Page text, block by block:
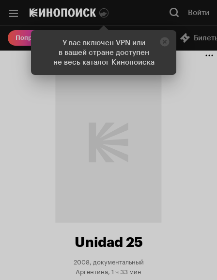
У вас включен VPN или
в вашей стране доступен
не весь каталог Кинопоиска
Войти
Попробовать Плюс Онлайн-кинотеатр
Unidad 25
2008, документальный
Аргентина, 1 ч 33 мин